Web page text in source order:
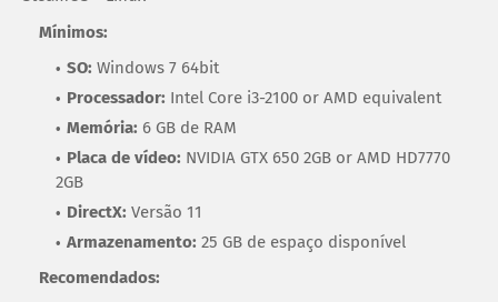
Mínimos:
SO: Windows 7 64bit
Processador: Intel Core i3-2100 or AMD equivalent
Memória: 6 GB de RAM
Placa de vídeo: NVIDIA GTX 650 2GB or AMD HD7770
2GB
DirectX: Versão 11
Armazenamento: 25 GB de espaço disponível
Recomendados: